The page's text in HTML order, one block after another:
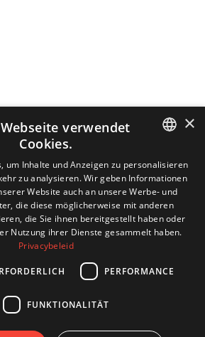
DUTCH
GERMAN
FRENCH
×
verwendet
Cookies.
um Inhalte und Anzeigen zu personalisieren
zu analysieren. Wir geben Informationen
Website auch an unsere Werbe- und
die diese möglicherweise mit anderen
die Sie ihnen bereitgestellt haben oder
Nutzung ihrer Dienste gesammelt haben.
Privacybeleid
PERFORMANCE
FUNKTIONALITÄT